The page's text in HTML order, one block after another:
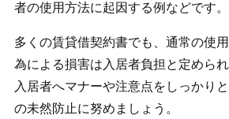
者の使用方法に起因する例などです。
多くの賃貸借契約書でも、通常の使
為による損害は入居者負担と定めら
入居者へマナーや注意点をしっかり
の未然防止に努めましょう。